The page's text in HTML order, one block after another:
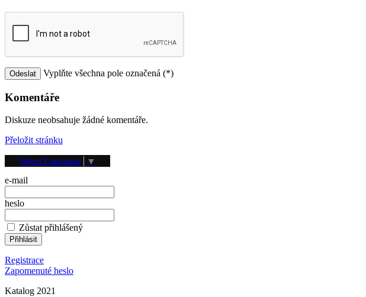
Vyplňte všechna pole označená (*)
Komentáře
Diskuze neobsahuje žádné komentáře.
Přeložit stránku
Select Language ▼
Přihlášení
e-mail
heslo
Zůstat přihlášený
Registrace
Zapomenuté heslo
Katalog 2021